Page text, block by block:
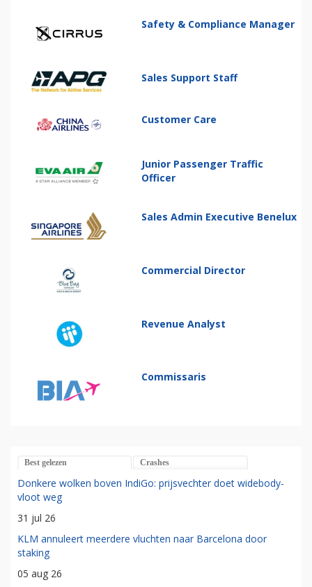
Safety & Compliance Manager
Sales Support Staff
Customer Care
Junior Passenger Traffic
Officer
Sales Admin Executive Benelux
Commercial Director
Revenue Analyst
Commissaris
Best gelezen Crashes
Donkere wolken boven IndiGo: prijsvechter doet widebody-
vloot weg
31 jul 26
KLM annuleert meerdere vluchten naar Barcelona door
staking
05 aug 26